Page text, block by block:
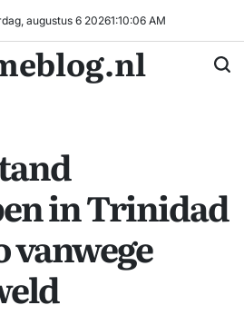
augustus 6 20261:10:07 AM
in Trinidad
vanwege